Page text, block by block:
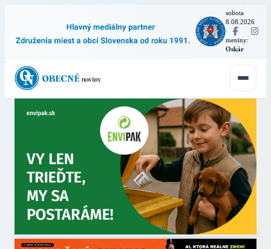
sobota
8.08.2026
·
meniny:
Oskár